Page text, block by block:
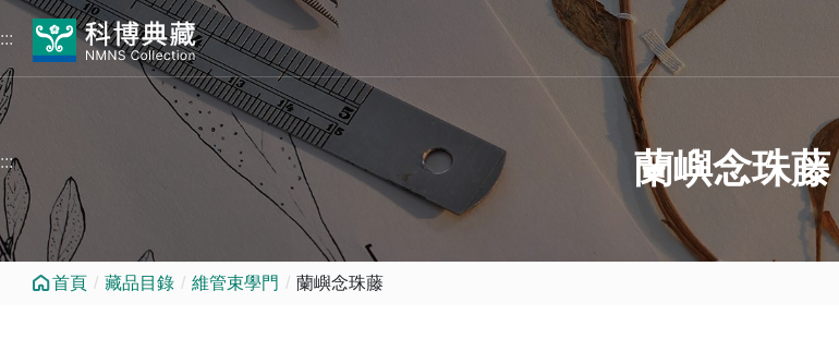
跳到中央內容區塊
:::
蘭嶼念珠藤
:::
首頁 藏品目錄 維管束學門 蘭嶼念珠藤